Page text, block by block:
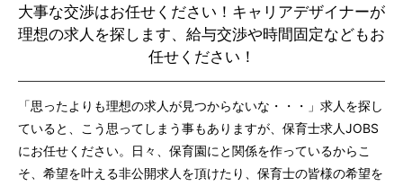
大事な交渉はお任せください！キャリアデザイナーが
理想の求人を探します、給与交渉や時間固定などもお
任せください！
「思ったよりも理想の求人が見つからないな・・・」求人を探し
ていると、こう思ってしまう事もありますが、保育士求人JOBS
にお任せください。日々、保育園にと関係を作っているからこ
そ、希望を叶える非公開求人を頂けたり、保育士の皆様の希望を